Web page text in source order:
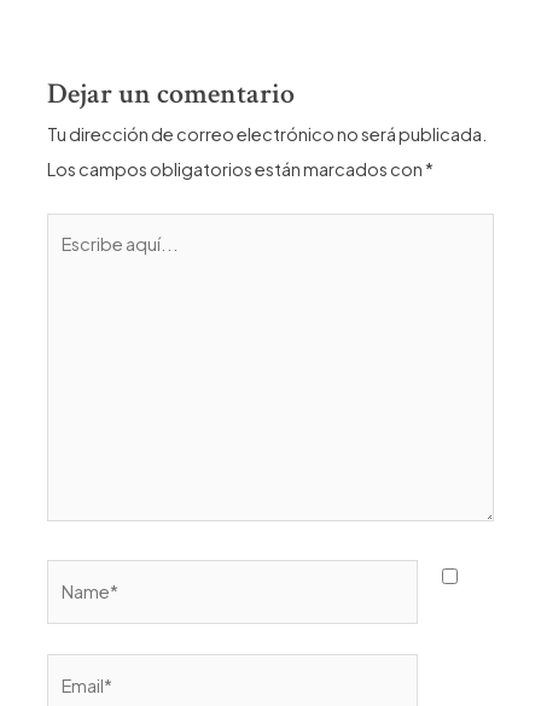
Dejar un comentario
Tu dirección de correo electrónico no será publicada.
Los campos obligatorios están marcados con*